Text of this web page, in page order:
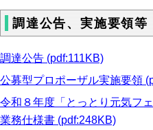
調達公告、実施要領等
調達公告 (pdf:111KB)
公募型プロポーザル実施要領
令和８年度「とっとり元気フ
業務仕様書 (pdf:248KB)